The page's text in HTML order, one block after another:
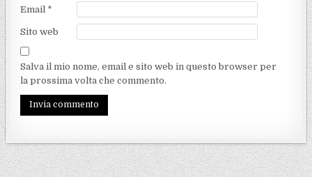
Email *
Sito web
Salva il mio nome, email e sito web in questo browser per
la prossima volta che commento.